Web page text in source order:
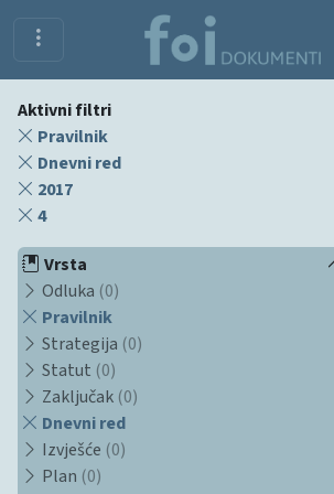
Aktivni filtri
Pravilnik
Dnevni red
2017
4
Vrsta
Odluka (0)
Pravilnik
Strategija (0)
Statut (0)
Zaključak (0)
Dnevni red
Izvješće (0)
Plan (0)